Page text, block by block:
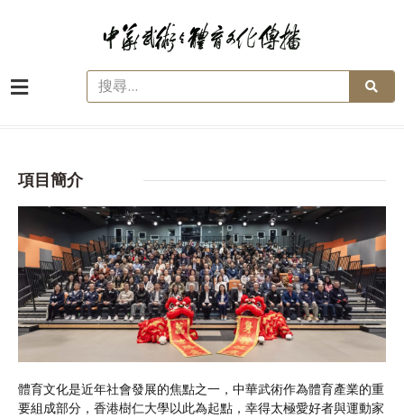
項目簡介
體育文化是近年社會發展的焦點之一，中華武術作為體育產業的重
要組成部分，香港樹仁大學以此為起點，幸得太極愛好者與運動家